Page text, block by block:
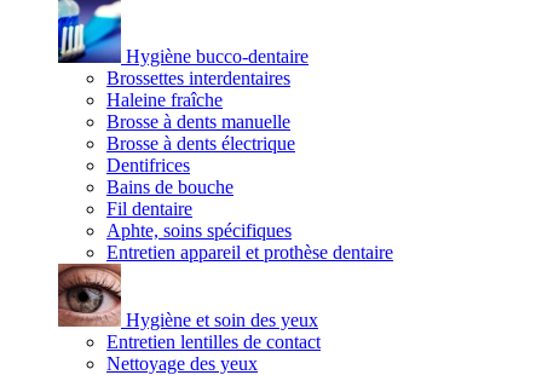
Hygiène bucco-dentaire
Brossettes interdentaires
Haleine fraîche
Brosse à dents manuelle
Brosse à dents électrique
Dentifrices
Bains de bouche
Fil dentaire
Aphte, soins spécifiques
Entretien appareil et prothèse dentaire
Hygiène et soin des yeux
Entretien lentilles de contact
Nettoyage des yeux